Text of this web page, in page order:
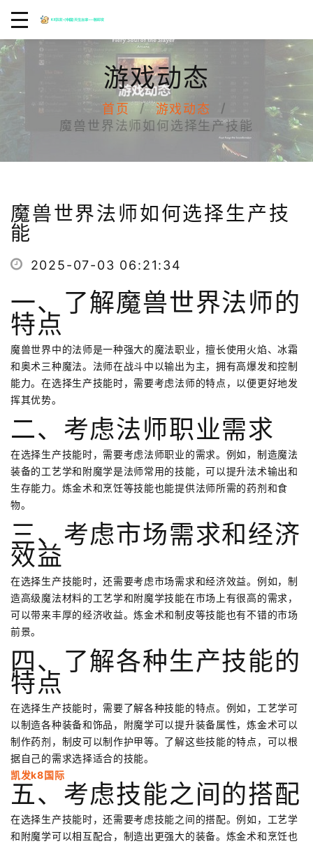
游戏动态
首页
游戏动态
魔兽世界法师如何选择生产技能
魔兽世界法师如何选择生产技
能
2025-07-03 06:21:34
一、了解魔兽世界法师的
特点
魔兽世界中的法师是一种强大的魔法职业，擅长使用火焰、冰霜
和奥术三种魔法。法师在战斗中以输出为主，拥有高爆发和控制
能力。在选择生产技能时，需要考虑法师的特点，以便更好地发
挥其优势。
二、考虑法师职业需求
在选择生产技能时，需要考虑法师职业的需求。例如，制造魔法
装备的工艺学和附魔学是法师常用的技能，可以提升法术输出和
生存能力。炼金术和烹饪等技能也能提供法师所需的药剂和食
物。
三、考虑市场需求和经济
效益
在选择生产技能时，还需要考虑市场需求和经济效益。例如，制
造高级魔法材料的工艺学和附魔学技能在市场上有很高的需求，
可以带来丰厚的经济收益。炼金术和制皮等技能也有不错的市场
前景。
四、了解各种生产技能的
特点
在选择生产技能时，需要了解各种技能的特点。例如，工艺学可
以制造各种装备和饰品，附魔学可以提升装备属性，炼金术可以
制作药剂，制皮可以制作护甲等。了解这些技能的特点，可以根
据自己的需求选择适合的技能。
凯发k8国际
五、考虑技能之间的搭配
在选择生产技能时，还需要考虑技能之间的搭配。例如，工艺学
和附魔学可以相互配合，制造出更强大的装备。炼金术和烹饪也